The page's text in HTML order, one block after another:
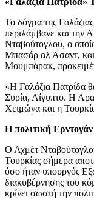
Το δόγμα της
περιλάμβανε και την
Νταβούτογλου, ο
Μπασάρ αλ Άσαντ,
Μουμπάρακ,
«Η Γαλάζια Πατρίδα
Συρία, Αίγυπτο. Η
Χειμώνα και η
Η πολιτική
Ο Αχμέτ
Τουρκίας σήμερα
όσο ήταν υπουργός
διακυβέρνησης του
κρίνει σωστή την